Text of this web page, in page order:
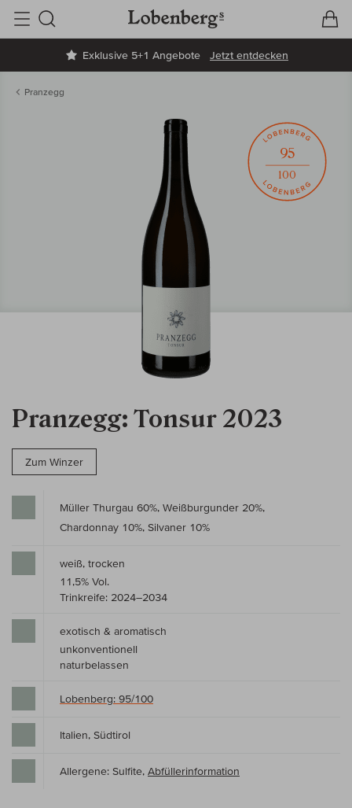
Exklusive 5+1 Angebote Jetzt entdecken
Suche
Pranzegg
Pranzegg: Tonsur 2023
Zum Winzer
95
100
Müller Thurgau 60%, Weißburgunder 20%,
Chardonnay 10%, Silvaner 10%
weiß, trocken
11,5% Vol.
Trinkreife: 2024–2034
exotisch & aromatisch
unkonventionell
naturbelassen
Lobenberg: 95/100
Italien, Südtirol
Allergene: Sulfite, Abfüllerinformation